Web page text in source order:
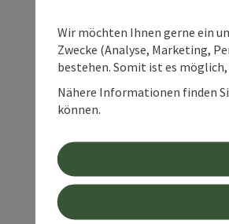
Wir möchten Ihnen gerne ein
Zwecke (Analyse, Marketing,
bestehen. Somit ist es
Nähere Informationen finden
können.